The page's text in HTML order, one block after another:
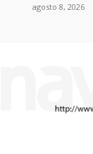
agosto 8, 2026